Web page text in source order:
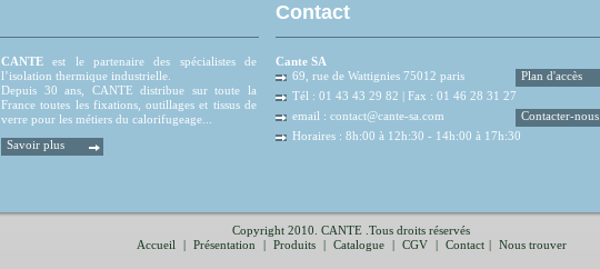
CANTE est le partenaire des spécialistes de
l’isolation thermique industrielle.
Depuis 30 ans, CANTE distribue sur toute la
France toutes les fixations, outillages et tissus de
verre pour les métiers du calorifugeage...
Savoir plus
Contact
Cante SA
69, rue de Wattignies 75012 paris
Plan d'accès
Tél : 01 43 43 29 82 | Fax : 01 46 28 31 27
email : contact@cante-sa.com
Contacter-nous
Horaires : 8h:00 à 12h:30 - 14h:00 à 17h:30
Copyright 2010. CANTE .Tous droits réservés
Accueil
| Présentation | Produits | Catalogue | CGV | Contact | Nous trouver